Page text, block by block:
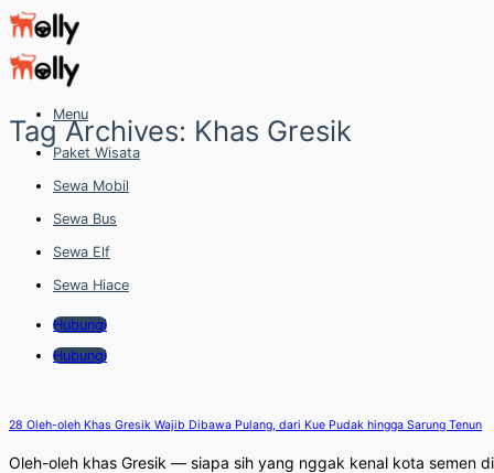
Skip
to
content
Menu
Paket Wisata
Sewa Mobil
Sewa Bus
Sewa Elf
Sewa Hiace
Hubungi
Hubungi
Tag Archives: Khas Gresik
28 Oleh-oleh Khas Gresik Wajib Dibawa Pulang, dari Kue Pudak hingga Sarung Tenun
Oleh-oleh khas Gresik — siapa sih yang nggak kenal kota semen di